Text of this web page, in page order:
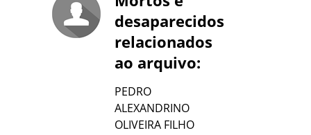
desaparecidos
relacionados
ao arquivo:
PEDRO
ALEXANDRINO
OLIVEIRA FILHO